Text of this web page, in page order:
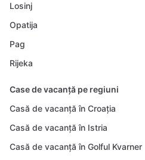
Losinj
Opatija
Pag
Rijeka
Case de vacanță pe regiuni
Casă de vacanță în Croația
Casă de vacanță în Istria
Casă de vacanță în Golful Kvarner